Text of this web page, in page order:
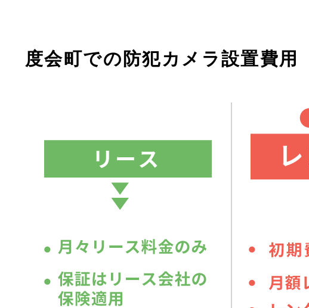
度会町での防犯カメラ設置費用